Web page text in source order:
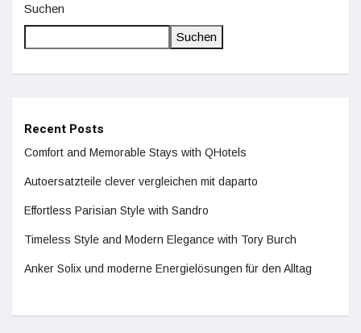
Suchen
Suchen
Recent Posts
Comfort and Memorable Stays with QHotels
Autoersatzteile clever vergleichen mit daparto
Effortless Parisian Style with Sandro
Timeless Style and Modern Elegance with Tory Burch
Anker Solix und moderne Energielösungen für den Alltag